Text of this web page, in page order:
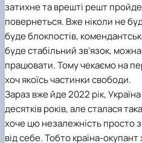
затихне та врешті решт
повернеться. Вже ніколи не
буде блокпостів,
буде стабільний зв’язок,
працювати. Тому чекаємо на
хоч якоїсь частинки свободи.
Зараз вже йде 2022 рік,
десятків років, але сталася
хоче цю незалежність просто
від себе. Тобто країна-